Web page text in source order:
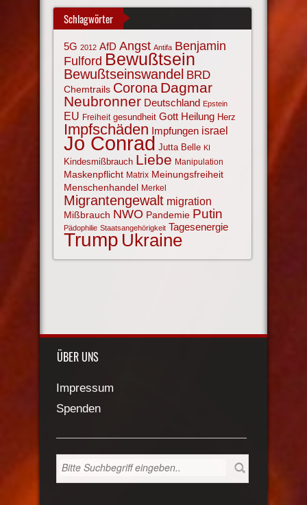
Schlagwörter
5G 2012 AfD Angst Antifa Benjamin
Fulford Bewußtsein
Bewußtseinswandel BRD
Chemtrails Corona Dagmar
Neubronner Deutschland Epstein
EU Freiheit gesundheit Gott Heilung Herz
Impfschäden Impfungen israel
Jo Conrad Jutta Belle KI
Kindesmißbrauch Liebe Manipulation
Maskenpflicht Matrix Meinungsfreiheit
Menschenhandel Merkel
Migrantengewalt migration
Mißbrauch NWO Pandemie Putin
Pädophilie Staatsangehörigkeit Tagesenergie
Trump Ukraine
ÜBER UNS
Impressum
Spenden